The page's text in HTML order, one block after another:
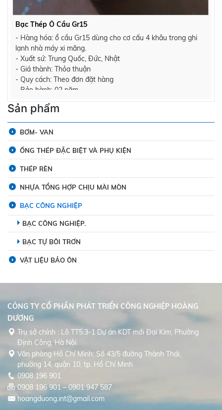
Bạc Thép Ổ Cầu Gr15
- Hàng hóa: ổ cầu Gr15 dùng cho cơ cấu 4 khâu trong ghi
lạnh nhà máy xi măng.
- Xuất sứ: Trung Quốc, Đức, Nhật
- Giá thành: Thỏa thuận
- Quy cách: Theo đơn đặt hàng
- Bảo hành: 02 năm
Sản phẩm
BƠM- VAN
ỐNG THÉP ĐẶC BIỆT VÀ PHỤ KIỆN
THÉP RÈN
NHỰA TỔNG HỢP CHỊU MÀI MÒN
BẠC CÔNG NGHIỆP
BẠC CÔNG NGHIỆP.
BẠC TỰ BÔI TRƠN
VẬT LIỆU BẢO ÔN
CÔNG TY CỔ PHẦN PHÁT TRIỂN CÔNG NGHIỆP HOÀNG
DƯƠNG
Trụ sở chính : Lô TT5.3-1 Dự án KDT mới Đại Kim, Phường
Định Công, Hà Nội
Văn phòng Hồ Chí Minh: Số 43/5 đường Thành Thái,
phường 14, quận 10, tp. Hồ Chí Minh
0908 196 901
0908 196 901 – 0901 947 587
hoangduong.int@gmail.com